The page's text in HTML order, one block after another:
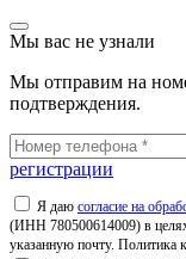
Мы вас не узнали
Мы отправим на
подтверждения.
регистрации
Я даю согласие на
(ИНН 780500614009) в
указанную почту. Политика